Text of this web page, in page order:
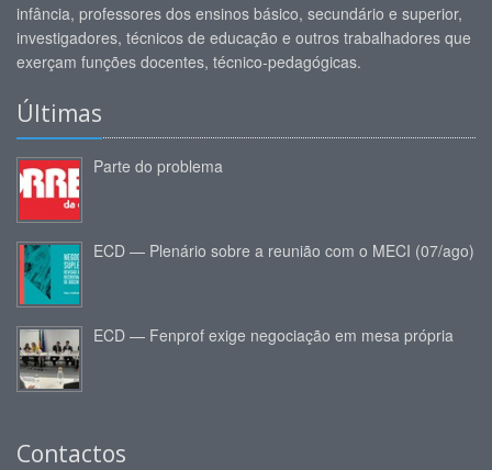
infância, professores dos ensinos básico, secundário e superior,
investigadores, técnicos de educação e outros trabalhadores que
exerçam funções docentes, técnico-pedagógicas.
Últimas
Parte do problema
ECD — Plenário sobre a reunião com o MECI (07/ago)
ECD — Fenprof exige negociação em mesa própria
Contactos